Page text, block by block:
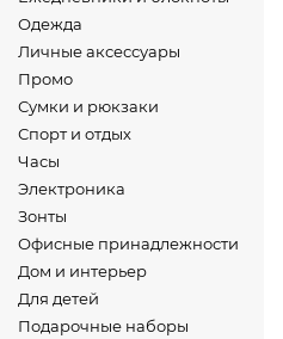
Одежда
Личные аксессуары
Промо
Сумки и рюкзаки
Спорт и отдых
Часы
Электроника
Зонты
Офисные принадлежности
Дом и интерьер
Для детей
Подарочные наборы